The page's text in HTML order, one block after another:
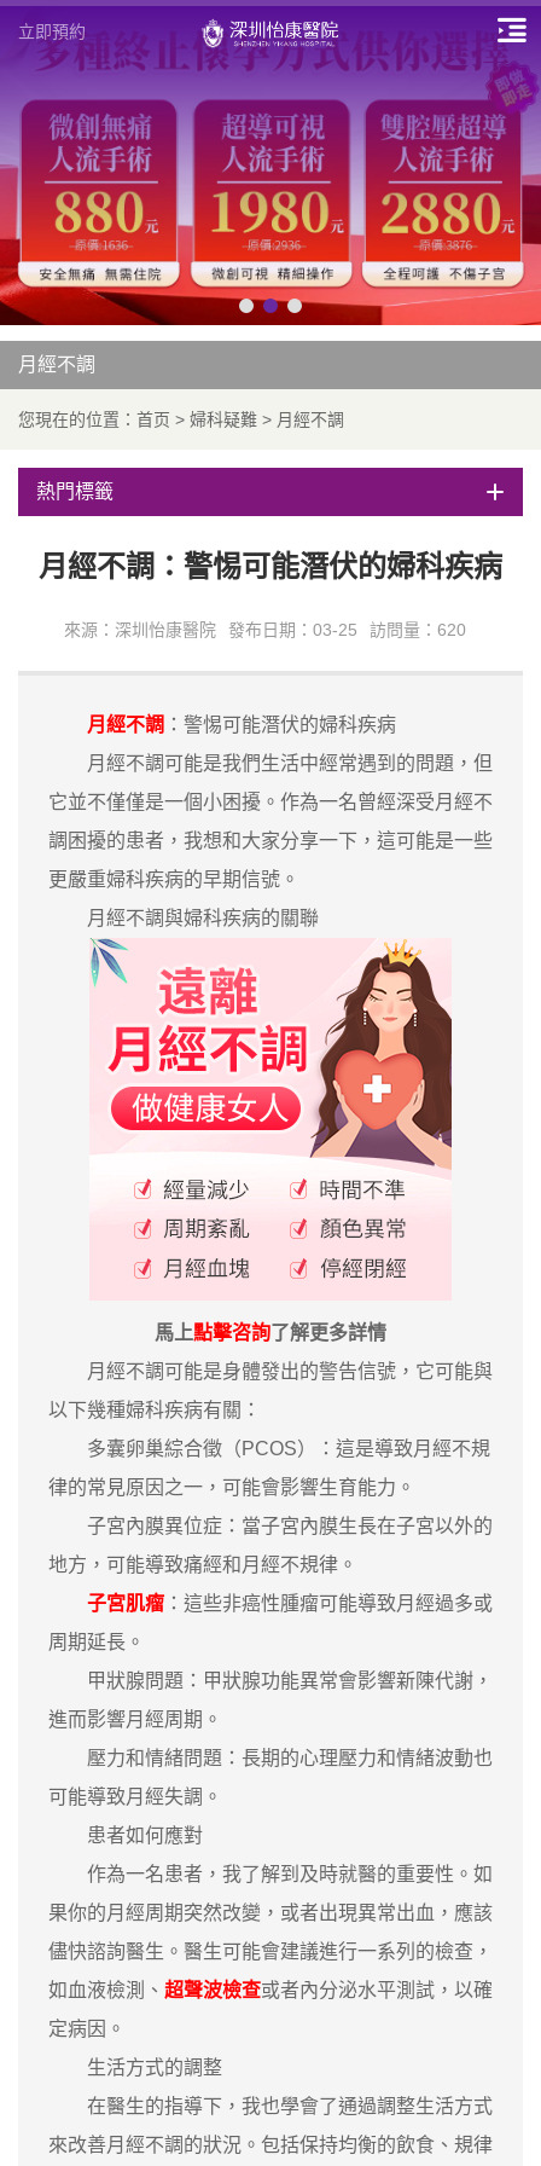
立即預約
月經不調
您現在的位置： 首页 > 婦科疑難 > 月經不調
熱門標籤
月經不調：警惕可能潛伏的婦科疾病
來源：深圳怡康醫院 發布日期：03-25 訪問量：620
月經不調 ：警惕可能潛伏的婦科疾病
月經不調可能是我們生活中經常遇到的問題，但
它並不僅僅是一個小困擾。作為一名曾經深受月經不
調困擾的患者，我想和大家分享一下，這可能是一些
更嚴重婦科疾病的早期信號。
月經不調與婦科疾病的關聯
馬上點擊咨詢了解更多詳情
月經不調可能是身體發出的警告信號，它可能與
以下幾種婦科疾病有關：
多囊卵巢綜合徵（PCOS）：這是導致月經不規
律的常見原因之一，可能會影響生育能力。
子宮內膜異位症：當子宮內膜生長在子宮以外的
地方，可能導致痛經和月經不規律。
子宮肌瘤 ：這些非癌性腫瘤可能導致月經過多或
周期延長。
甲狀腺問題：甲狀腺功能異常會影響新陳代謝，
進而影響月經周期。
壓力和情緒問題：長期的心理壓力和情緒波動也
可能導致月經失調。
患者如何應對
作為一名患者，我了解到及時就醫的重要性。如
果你的月經周期突然改變，或者出現異常出血，應該
儘快諮詢醫生。醫生可能會建議進行一系列的檢查，
如血液檢測、 超聲波檢查或者內分泌水平測試，以確
定病因。
生活方式的調整
在醫生的指導下，我也學會了通過調整生活方式
來改善月經不調的狀況。包括保持均衡的飲食、規律